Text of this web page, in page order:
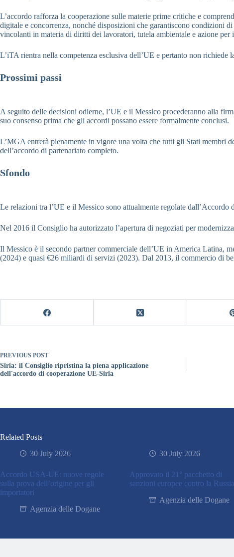
L’accordo rafforza la cooperazione sulle materie prime critiche e
digitale e concorrenza, nonché disposizioni che garantiscono condizioni
vincolanti in materia di diritti dei lavoratori, tutela ambientale e azione
L’iTA rientra nella competenza esclusiva dell’UE e pertanto non
Prossimi passi
A seguito delle decisioni odierne, l’UE e il Messico procederanno alla
suo consenso prima che gli accordi possano essere formalmente conclusi.
L’MGA entrerà pienamente in vigore una volta che tutti gli Stati membri
dell’accordo di partenariato completo.
Sfondo
Le relazioni tra l’UE e il Messico sono attualmente regolate
Nel 2016 il Consiglio ha autorizzato l’apertura di negoziati per
Il Messico è il secondo partner commerciale dell’UE in America Latina,
(2024) e quasi €26 miliardi di servizi (2023). Dal 2013, il commercio di
PREVIOUS POST
Siria: il Consiglio ripristina la piena applicazione
dell'accordo di cooperazione UE-Siria
Related Posts
30 July 2026
Accordo USA-UE: nuove regole
sulla prova dell’origine per gli
importatori
Agenzia delle Dogane
30 July 2026
Approvato il 21° pacchetto di
sanzioni europee contro la Russia
Agenzia delle Dogane